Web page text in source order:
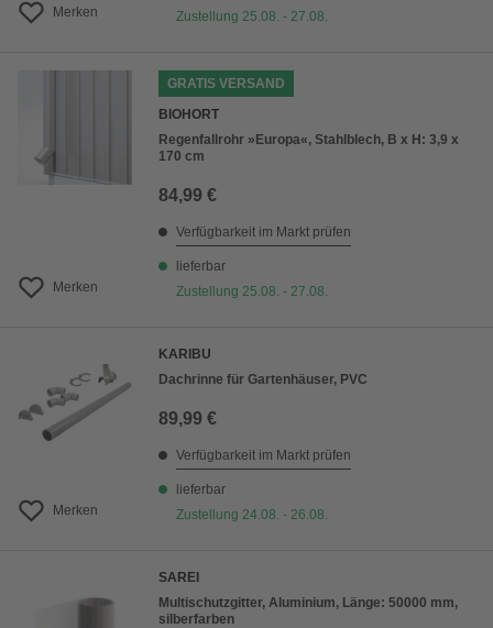
Merken
Zustellung 25.08. - 27.08.
Merken
GRATIS VERSAND
BIOHORT
Regenfallrohr »Europa«, Stahlblech, B x H: 3,9 x
170 cm
84,99 €
Verfügbarkeit im Markt prüfen
lieferbar
Zustellung 25.08. - 27.08.
Merken
KARIBU
Dachrinne für Gartenhäuser, PVC
89,99 €
Verfügbarkeit im Markt prüfen
lieferbar
Zustellung 24.08. - 26.08.
SAREI
Multischutzgitter, Aluminium, Länge: 50000 mm,
silberfarben